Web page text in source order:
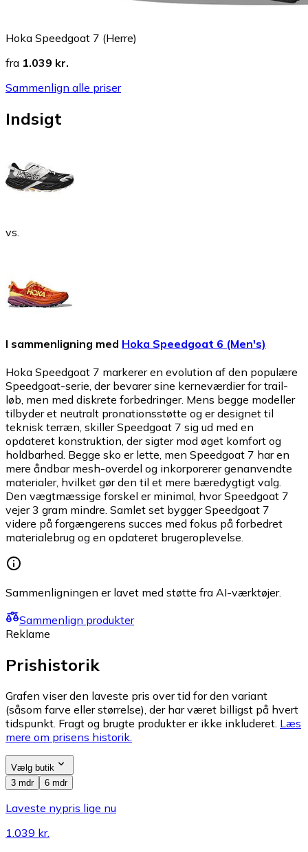
Hoka Speedgoat 7 (Herre)
fra 1.039 kr.
Sammenlign alle priser
Indsigt
vs.
I sammenligning med Hoka Speedgoat 6 (Men's)
Hoka Speedgoat 7 markerer en evolution af den populære
Speedgoat-serie, der bevarer sine kerneværdier for trail-
løb, men med diskrete forbedringer. Mens begge modeller
tilbyder et neutralt pronationsstøtte og er designet til
teknisk terræn, skiller Speedgoat 7 sig ud med en
opdateret konstruktion, der sigter mod øget komfort og
holdbarhed. Begge sko er lette, men Speedgoat 7 har en
mere åndbar mesh-overdel og inkorporerer genanvendte
materialer, hvilket gør den til et mere bæredygtigt valg.
Den vægtmæssige forskel er minimal, hvor Speedgoat 7
vejer 3 gram mindre. Samlet set bygger Speedgoat 7
videre på forgængerens succes med fokus på forbedret
materialebrug og en opdateret brugeroplevelse.
Sammenligningen er lavet med støtte fra AI-værktøjer.
Sammenlign produkter
Reklame
Prishistorik
Grafen viser den laveste pris over tid for den variant
(såsom farve eller størrelse), der har været billigst på hvert
tidspunkt. Fragt og brugte produkter er ikke inkluderet. Læs
mere om prisens historik.
Vælg butik
3 mdr
6 mdr
Laveste nypris lige nu
1.039 kr.